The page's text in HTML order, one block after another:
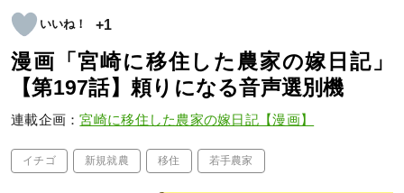
+1
漫画「宮崎に移住した農家の嫁日記」
【第197話】頼りになる音声選別機
連載企画：宮崎に移住した農家の嫁日記【漫画】
イチゴ 新規就農 移住 若手農家